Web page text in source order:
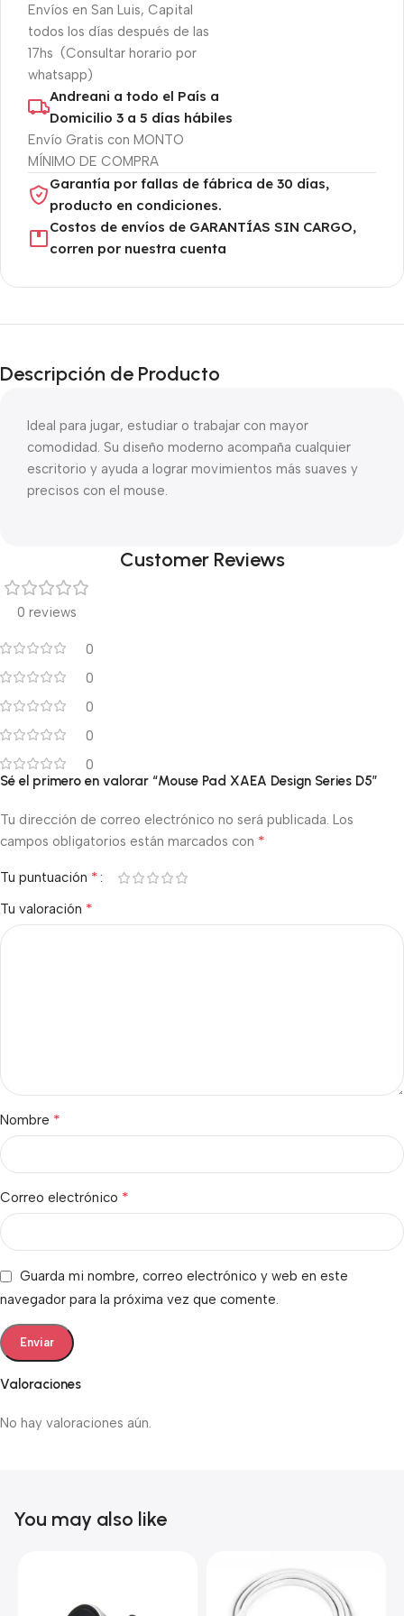
Envíos en San Luis, Capital
todos los días después de las
17hs (Consultar horario por
whatsapp)
Andreani a todo el País a
Domicilio 3 a 5 días hábiles
Envío Gratis con MONTO
MÍNIMO DE COMPRA
Garantía por fallas de fábrica de 30 días,
producto en condiciones.
Costos de envíos de GARANTÍAS SIN CARGO,
corren por nuestra cuenta
Descripción de Producto
Ideal para jugar, estudiar o trabajar con mayor
comodidad. Su diseño moderno acompaña cualquier
escritorio y ayuda a lograr movimientos más suaves y
precisos con el mouse.
Customer Reviews
0 reviews
0
0
0
0
0
Valoraciones
No hay valoraciones aún.
Sé el primero en valorar “Mouse Pad XAEA Design Series D5”
Tu dirección de correo electrónico no será publicada. Los
campos obligatorios están marcados con *
Tu puntuación *
Tu valoración *
Nombre *
Correo electrónico *
Guarda mi nombre, correo electrónico y web en este
navegador para la próxima vez que comente.
You may also like